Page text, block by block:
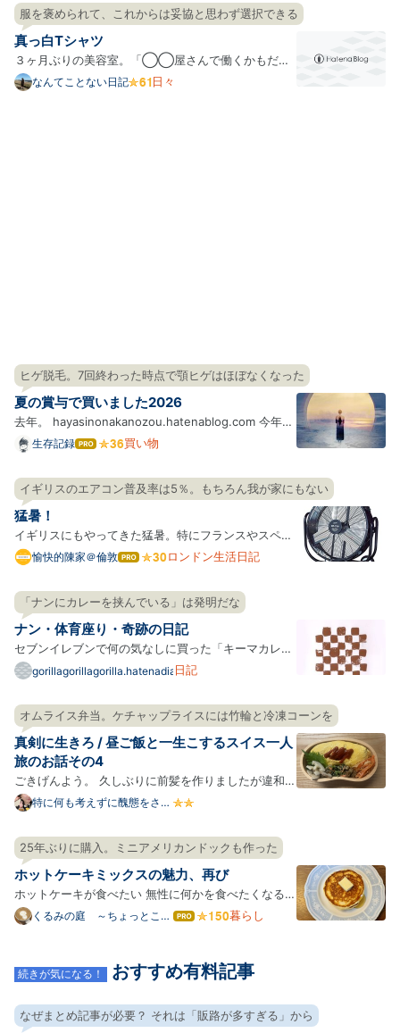
服を褒められて、これからは妥協と思わず選択できる
真っ白Tシャツ
３ヶ月ぶりの美容室。「◯◯屋さんで働くかもだか
ら、そんな感じでお願いします」と言うと、美容師さ
なんてことない日記 日々
ヒゲ脱毛。7回終わった時点で顎ヒゲはほぼなくなった
夏の賞与で買いました2026
去年。 hayasinonakanozou.hatenablog.com 今年も
（ありがたいことに）去年より賞与が上がった。その
が額面ほど増えないのが腹立たしい。 今年の賞与の用
途は以下のとおり。 惑星ソラリス 4Kレストア【特別
限定盤】Bl…
生存記録はて
ログ
Pro
買い物
イギリスのエアコン普及率は5％。もちろん我が家にもない
猛暑！
イギリスにもやってきた猛暑。特にフランスやスペイ
ンで死者がすごかったみたい。ロンドンでも35度ぐら
ので、夜は窓全開にしてなるべく涼しい空気を入れ、
昼間はカーテンを締め切って扇風機を回す・・などの
工夫でま…
愉快的陳家＠倫敦はて
ログ
Pro
ロンドン生活日記
「ナンにカレーを挟んでいる」は発明だな
ナン・体育座り・奇跡の日記
セブンイレブンで何の気なしに買った「キーマカレー
ナン」がうまかった。決してナンではないけれども、
カレーソースが挟まっているパン。 もちもち生地も美
味しいけど、「ナンにカレーがついている」のではな
く、「ナ…
gorillagorillagorilla.hatenadiary.com
日記
オムライス弁当。ケチャップライスには竹輪と冷凍コーンを
真剣に生きろ / 昼ご飯と一生こするスイス一人
旅のお話その4
ごきげんよう。 久しぶりに前髪を作りましたが違和感
です。長めのほうが似合う気がしますね。 前髪あり派
ん、安心してください、横にも流せるように切っても
らいました。 本日もさらしていきましょう。 よくみ
たら破…
特に何も考えずに醜態をさら
25年ぶりに購入。ミニアメリカンドックも作った
ホットケーキミックスの魅力、再び
ホットケーキが食べたい 無性に何かを食べたくなる時
がある。その衝動は、ほぼ暴力的と言ってもいい。今
ホットケーキ。見た時は美味しそうだな～と思う程度
くるみの庭 ～ちょっとここ はて
Pro
暮らし
続きが気になる！ おすすめ有料記事
なぜまとめ記事が必要？ それは「販路が多すぎる」から